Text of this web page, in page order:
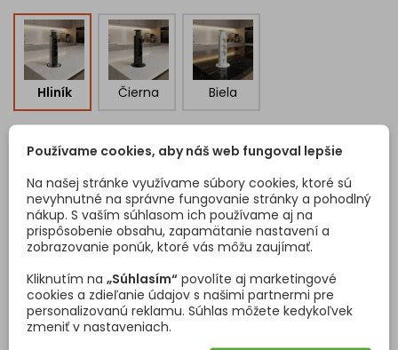
🌍 Zásuvky v norme FRENCH – vhodné pre slovenský, český a
poľský trh
Technické parametre
Typ:výsuvná elektrická zásuvka
Farba:hliník / čierna
Počet zásuviek:3× 230V
1× USB-A + 1× USB-C
USB nabíjanie:5V ⎓ 3,1A (15,5 W celkom)
Typ zásuviek:FRENCH (francúzsky typ uzemnenia)
Norma:vhodná pre slovenský, český a poľský trh
Maximálne zaťaženie: 3680 W / 16 A
Napätie:250V AC / 50–60 Hz
Stupeň krytia:
Montážny otvor:Ø 60 mm
Vonkajší priemer krytu:Ø 84 mm
Celková výška:340 mm
Výška pod doskou:255 mm
Hliník Čierna Biela
DETAILY PRODUKTU OTÁZKY (FAQ)
Kód5474
Používame cookies, aby náš web fungoval lepšie
Na našej stránke využívame súbory cookies, ktoré sú
nevyhnutné na správne fungovanie stránky a pohodlný
nákup. S vaším súhlasom ich používame aj na
prispôsobenie obsahu, zapamätanie nastavení a
zobrazovanie ponúk, ktoré vás môžu zaujímať.
Kliknutím na „Súhlasím“ povolíte aj marketingové
cookies a zdieľanie údajov s našimi partnermi pre
personalizovanú reklamu. Súhlas môžete kedykoľvek
zmeniť v nastaveniach.